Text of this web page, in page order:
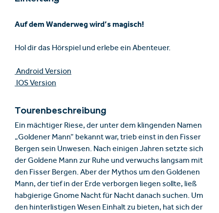
+43/5476/6239
Auf dem Wanderweg wird’s magisch!
Hol dir das Hörspiel und erlebe ein Abenteuer.
Android Version
IOS Version
Tourenbeschreibung
Ein mächtiger Riese, der unter dem klingenden Namen
„Goldener Mann“ bekannt war, trieb einst in den Fisser
Bergen sein Unwesen. Nach einigen Jahren setzte sich
der Goldene Mann zur Ruhe und verwuchs langsam mit
den Fisser Bergen. Aber der Mythos um den Goldenen
Mann, der tief in der Erde verborgen liegen sollte, ließ
habgierige Gnome Nacht für Nacht danach suchen. Um
den hinterlistigen Wesen Einhalt zu bieten, hat sich der